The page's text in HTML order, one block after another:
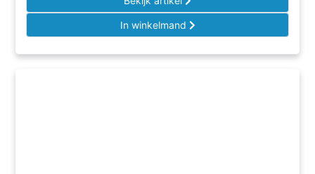
In winkelmand